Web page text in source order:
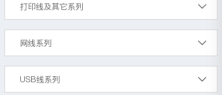
打印线及其它系列
网线系列
USB线系列